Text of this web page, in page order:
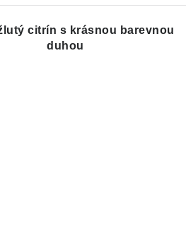
citrín s krásnou barevnou
duhou